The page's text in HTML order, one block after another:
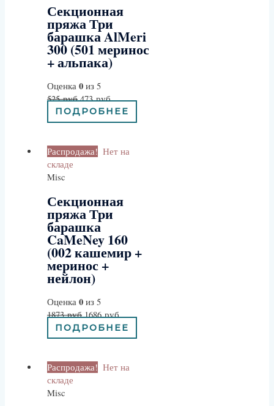
Секционная
пряжа Три
барашка AlMeri
300 (501 меринос
+ альпака)
Оценка0 из 5
525руб 473руб
ПОДРОБНЕЕ
Распродажа! Нет на
складе
Misc
Секционная
пряжа Три
барашка
CaMeNey 160
(002 кашемир +
меринос +
нейлон)
Оценка0 из 5
1873руб 1686руб
ПОДРОБНЕЕ
Распродажа! Нет на
складе
Misc